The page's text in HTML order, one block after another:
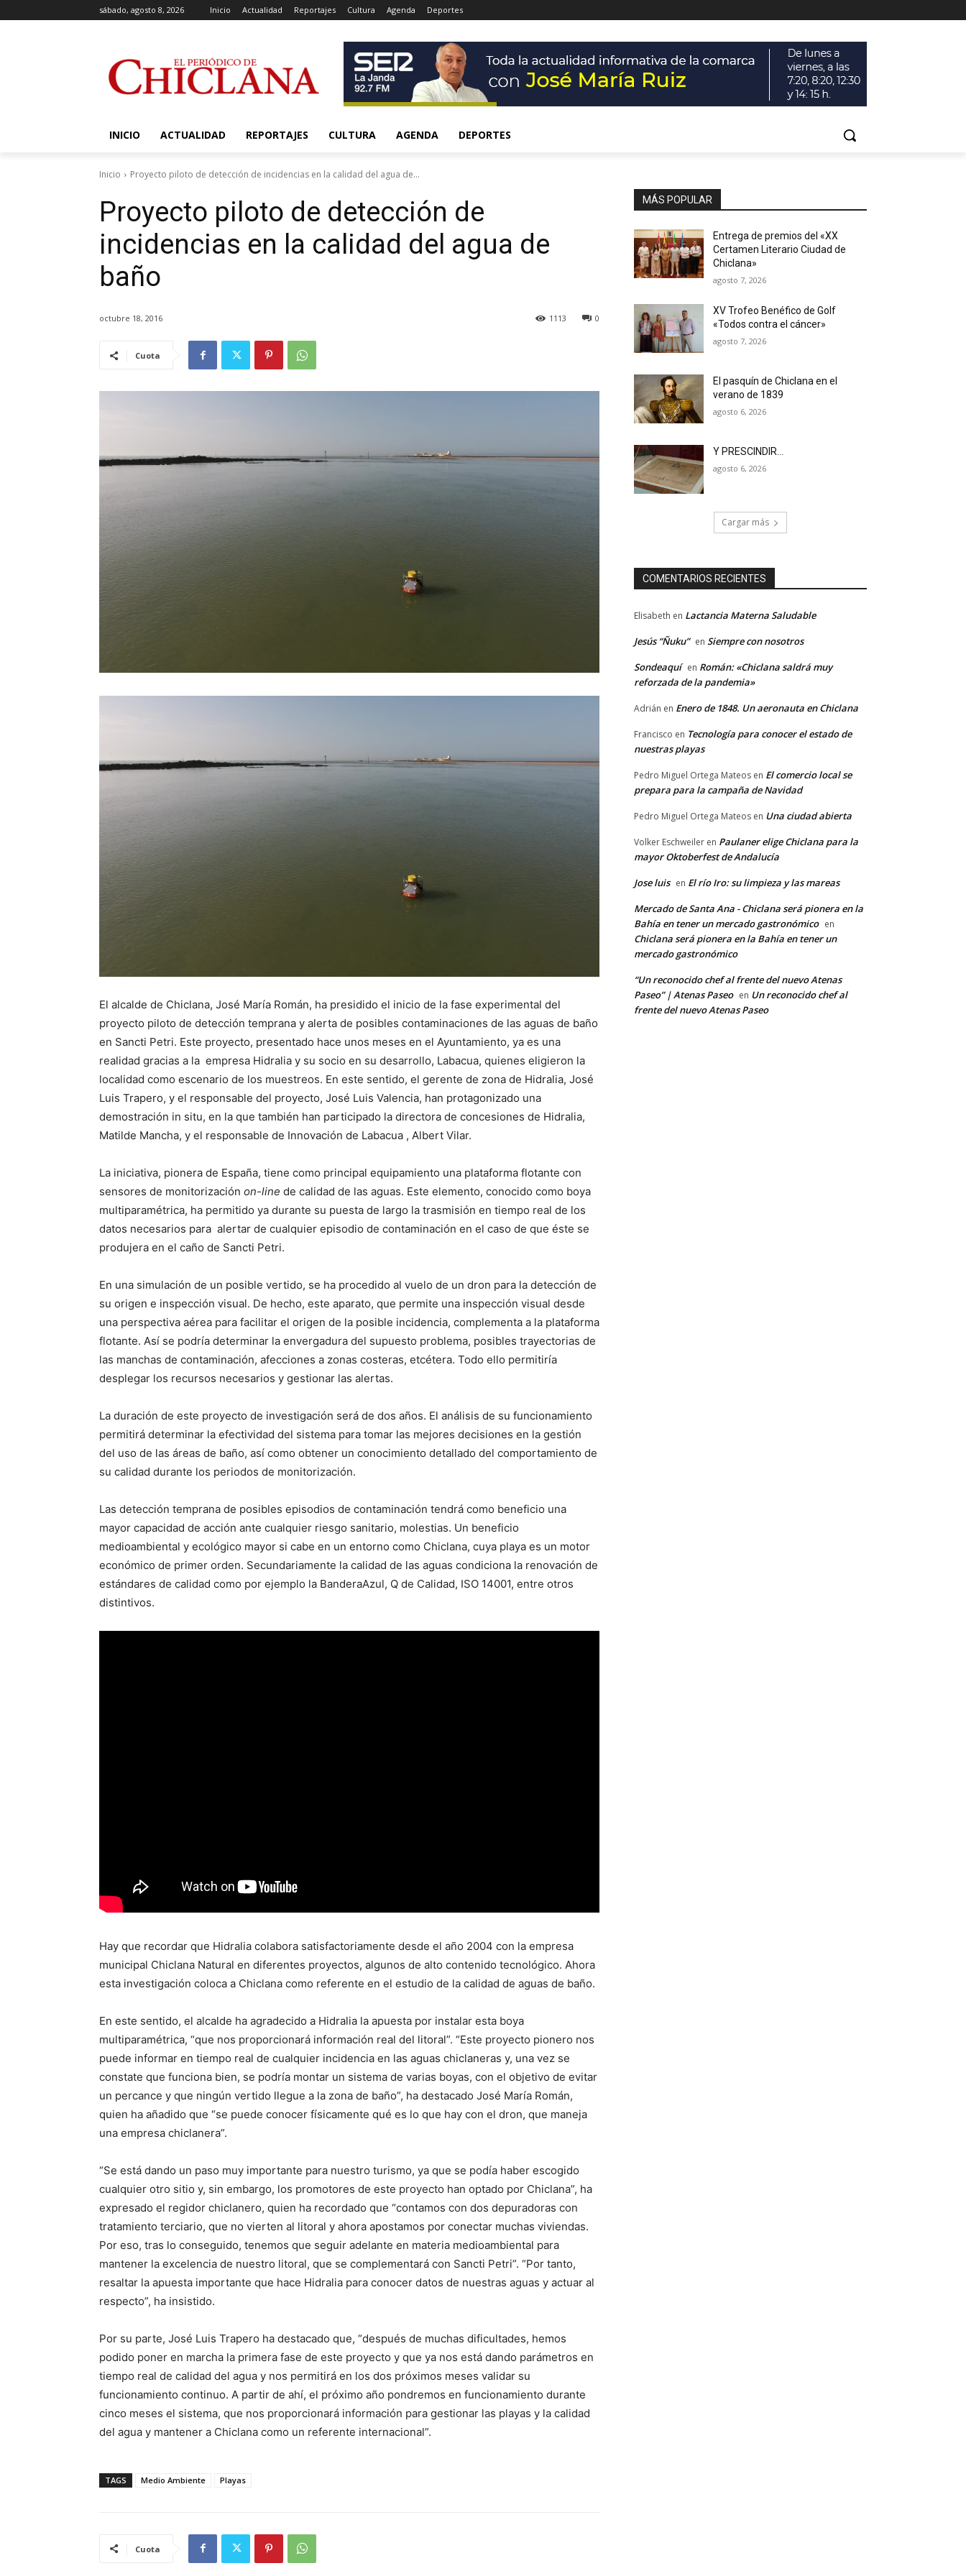
sábado, agosto 8, 2026 Inicio Actualidad Reportajes Cultura Agenda Deportes
INICIO ACTUALIDAD REPORTAJES CULTURA AGENDA DEPORTES
Inicio Proyecto piloto de detección de incidencias en la calidad del agua de...
Proyecto piloto de detección de
incidencias en la calidad del agua de
baño
octubre 18, 2016 0
1113
Cuota
El alcalde de Chiclana, José María Román, ha presidido el inicio de la fase experimental del
proyecto piloto de detección temprana y alerta de posibles contaminaciones de las aguas de baño
en Sancti Petri. Este proyecto, presentado hace unos meses en el Ayuntamiento, ya es una
realidad gracias a la empresa Hidralia y su socio en su desarrollo, Labacua, quienes eligieron la
localidad como escenario de los muestreos. En este sentido, el gerente de zona de Hidralia, José
Luis Trapero, y el responsable del proyecto, José Luis Valencia, han protagonizado una
demostración in situ, en la que también han participado la directora de concesiones de Hidralia,
Matilde Mancha, y el responsable de Innovación de Labacua , Albert Vilar.
La iniciativa, pionera de España, tiene como principal equipamiento una plataforma flotante con
sensores de monitorización on-line de calidad de las aguas. Este elemento, conocido como boya
multiparamétrica, ha permitido ya durante su puesta de largo la trasmisión en tiempo real de los
datos necesarios para alertar de cualquier episodio de contaminación en el caso de que éste se
produjera en el caño de Sancti Petri.
En una simulación de un posible vertido, se ha procedido al vuelo de un dron para la detección de
su origen e inspección visual. De hecho, este aparato, que permite una inspección visual desde
una perspectiva aérea para facilitar el origen de la posible incidencia, complementa a la plataforma
flotante. Así se podría determinar la envergadura del supuesto problema, posibles trayectorias de
las manchas de contaminación, afecciones a zonas costeras, etcétera. Todo ello permitiría
desplegar los recursos necesarios y gestionar las alertas.
La duración de este proyecto de investigación será de dos años. El análisis de su funcionamiento
permitirá determinar la efectividad del sistema para tomar las mejores decisiones en la gestión
del uso de las áreas de baño, así como obtener un conocimiento detallado del comportamiento de
su calidad durante los periodos de monitorización.
Las detección temprana de posibles episodios de contaminación tendrá como beneficio una
mayor capacidad de acción ante cualquier riesgo sanitario, molestias. Un beneficio
medioambiental y ecológico mayor si cabe en un entorno como Chiclana, cuya playa es un motor
económico de primer orden. Secundariamente la calidad de las aguas condiciona la renovación de
estándares de calidad como por ejemplo la BanderaAzul, Q de Calidad, ISO 14001, entre otros
distintivos.
Hay que recordar que Hidralia colabora satisfactoriamente desde el año 2004 con la empresa
municipal Chiclana Natural en diferentes proyectos, algunos de alto contenido tecnológico. Ahora
esta investigación coloca a Chiclana como referente en el estudio de la calidad de aguas de baño.
En este sentido, el alcalde ha agradecido a Hidralia la apuesta por instalar esta boya
multiparamétrica, “que nos proporcionará información real del litoral”. “Este proyecto pionero nos
puede informar en tiempo real de cualquier incidencia en las aguas chiclaneras y, una vez se
constate que funciona bien, se podría montar un sistema de varias boyas, con el objetivo de evitar
un percance y que ningún vertido llegue a la zona de baño”, ha destacado José María Román,
quien ha añadido que “se puede conocer físicamente qué es lo que hay con el dron, que maneja
una empresa chiclanera”.
“Se está dando un paso muy importante para nuestro turismo, ya que se podía haber escogido
cualquier otro sitio y, sin embargo, los promotores de este proyecto han optado por Chiclana”, ha
expresado el regidor chiclanero, quien ha recordado que “contamos con dos depuradoras con
tratamiento terciario, que no vierten al litoral y ahora apostamos por conectar muchas viviendas.
Por eso, tras lo conseguido, tenemos que seguir adelante en materia medioambiental para
mantener la excelencia de nuestro litoral, que se complementará con Sancti Petri”. “Por tanto,
resaltar la apuesta importante que hace Hidralia para conocer datos de nuestras aguas y actuar al
respecto”, ha insistido.
Por su parte, José Luis Trapero ha destacado que, “después de muchas dificultades, hemos
podido poner en marcha la primera fase de este proyecto y que ya nos está dando parámetros en
tiempo real de calidad del agua y nos permitirá en los dos próximos meses validar su
funcionamiento continuo. A partir de ahí, el próximo año pondremos en funcionamiento durante
cinco meses el sistema, que nos proporcionará información para gestionar las playas y la calidad
del agua y mantener a Chiclana como un referente internacional”.
TAGS Medio Ambiente Playas
Cuota
MÁS POPULAR
Entrega de premios del «XX
Certamen Literario Ciudad de
Chiclana»
agosto 7, 2026
XV Trofeo Benéfico de Golf
«Todos contra el cáncer»
agosto 7, 2026
El pasquín de Chiclana en el
verano de 1839
agosto 6, 2026
Y PRESCINDIR…
agosto 6, 2026
Cargar más
COMENTARIOS RECIENTES
Elisabeth en Lactancia Materna Saludable
Jesús “Ñuku” en Siempre con nosotros
Sondeaquí en Román: «Chiclana saldrá muy
reforzada de la pandemia»
Adrián en Enero de 1848. Un aeronauta en Chiclana
Francisco en Tecnología para conocer el estado de
nuestras playas
Pedro Miguel Ortega Mateos en El comercio local se
prepara para la campaña de Navidad
Pedro Miguel Ortega Mateos en Una ciudad abierta
Volker Eschweiler en Paulaner elige Chiclana para la
mayor Oktoberfest de Andalucía
Jose luis en El río Iro: su limpieza y las mareas
Mercado de Santa Ana - Chiclana será pionera en la
Bahía en tener un mercado gastronómico en
Chiclana será pionera en la Bahía en tener un
mercado gastronómico
“Un reconocido chef al frente del nuevo Atenas
Paseo” | Atenas Paseo en Un reconocido chef al
frente del nuevo Atenas Paseo